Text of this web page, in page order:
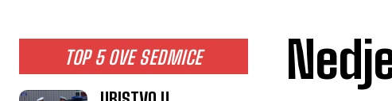
TOP 5 OVE SEDMICE